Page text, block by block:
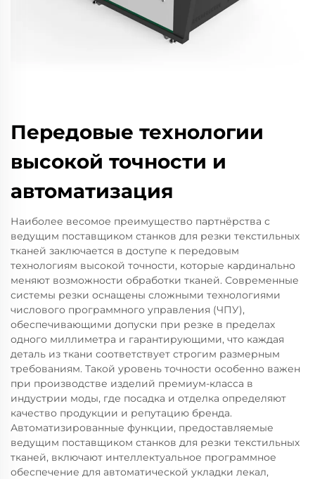
Передовые технологии
высокой точности и
автоматизация
Наиболее весомое преимущество партнёрства с
ведущим поставщиком станков для резки текстильных
тканей заключается в доступе к передовым
технологиям высокой точности, которые кардинально
меняют возможности обработки тканей. Современные
системы резки оснащены сложными технологиями
числового программного управления (ЧПУ),
обеспечивающими допуски при резке в пределах
одного миллиметра и гарантирующими, что каждая
деталь из ткани соответствует строгим размерным
требованиям. Такой уровень точности особенно важен
при производстве изделий премиум-класса в
индустрии моды, где посадка и отделка определяют
качество продукции и репутацию бренда.
Автоматизированные функции, предоставляемые
ведущим поставщиком станков для резки текстильных
тканей, включают интеллектуальное программное
обеспечение для автоматической укладки лекал,